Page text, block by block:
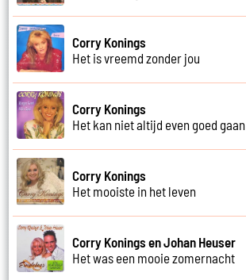
Corry Konings
Het is vreemd zonder jou
Corry Konings
Het kan niet altijd even goed gaan
Corry Konings
Het mooiste in het leven
Corry Konings en Johan Heuser
Het was een mooie zomernacht